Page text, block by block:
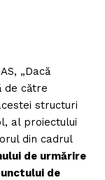
„Dacă
de către
structuri
al proiectului
din cadrul
de urmărire
de